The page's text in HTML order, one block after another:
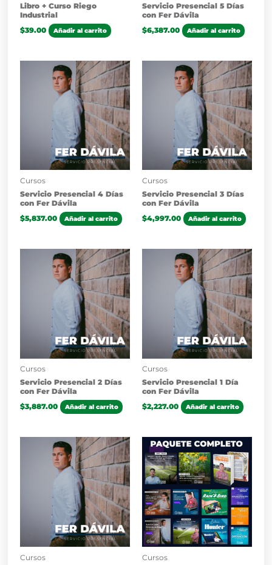
Libro + Curso Riego
Industrial
$39.00 Añadir al carrito
Servicio Presencial 5 Días
con Fer Dávila
$6,387.00 Añadir al carrito
Cursos
Servicio Presencial 4 Días
con Fer Dávila
$5,837.00 Añadir al carrito
Cursos
Servicio Presencial 3 Días
con Fer Dávila
$4,997.00 Añadir al carrito
Cursos
Servicio Presencial 2 Días
con Fer Dávila
$3,887.00 Añadir al carrito
Cursos
Servicio Presencial 1 Día
con Fer Dávila
$2,227.00 Añadir al carrito
Cursos Cursos